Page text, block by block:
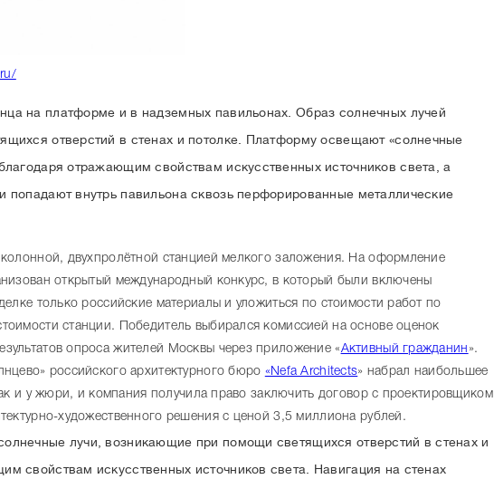
на платформе и в надземных павильонах. Образ солнечных лучей
отверстий в стенах и потолке. Платформу освещают «солнечные
отражающим свойствам искусственных источников света, а
попадают внутрь павильона сквозь перфорированные металлические
двухпролётной станцией мелкого заложения. На оформление
открытый международный конкурс, в который были включены
только российские материалы и уложиться по стоимости работ по
станции. Победитель выбирался комиссией на основе оценок
опроса жителей Москвы через приложение «Активный гражданин ».
российского архитектурного бюро «Nefa Architects» набрал наибольшее
и у жюри, и компания получила право заключить договор с проектировщиком
художественного решения с ценой 3,5 миллиона рублей.
лучи, возникающие при помощи светящихся отверстий в стенах и
свойствам искусственных источников света. Навигация на стенах